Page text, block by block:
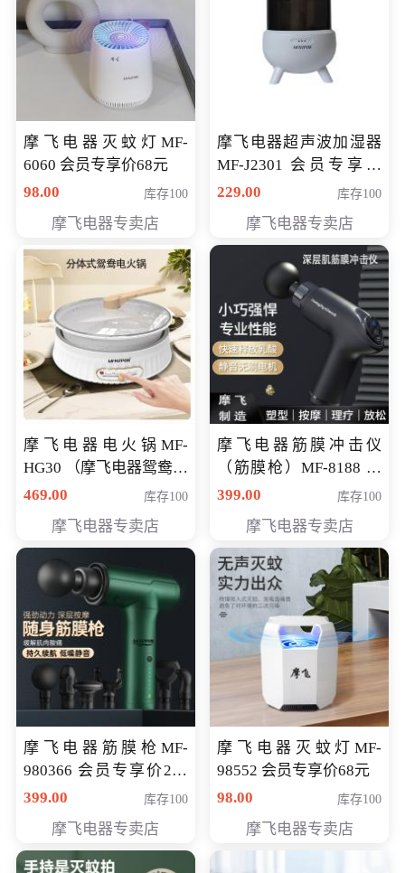
摩飞电器灭蚊灯MF-
6060 会员专享价68元
98.00
库存100
摩飞电器专卖店
摩飞电器超声波加湿器
MF-J2301 会员专享价
168元
229.00 库存100
摩飞电器专卖店
摩飞电器电火锅MF-
HG30 （摩飞电器鸳鸯锅
MF-HG30 ） 会员专享价
469.00 库存100
摩飞电器专卖店
摩飞电器筋膜冲击仪
（筋膜枪）MF-8188 会
员专享价268元
399.00 库存100
摩飞电器专卖店
摩飞电器筋膜枪MF-
980366 会员专享价299
元
399.00 库存100
摩飞电器专卖店
摩飞电器灭蚊灯MF-
98552 会员专享价68元
98.00
库存100
摩飞电器专卖店